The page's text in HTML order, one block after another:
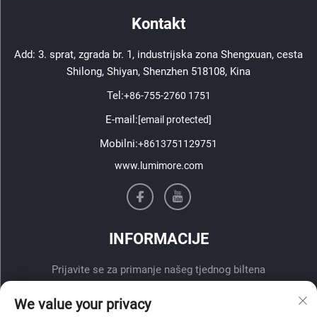
Kontakt
Add: 3. sprat, zgrada br. 1, industrijska zona Shengxuan, cesta
Shilong, Shiyan, Shenzhen 518108, Kina
Tel:+86-755-2760 1751
E-mail:[email protected]
Mobilni:+8613751129751
www.lumimore.com
INFORMACIJE
Prijavite se za primanje našeg tjednog biltena
We value your privacy